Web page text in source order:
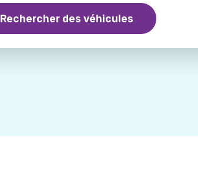
Rechercher des véhicules